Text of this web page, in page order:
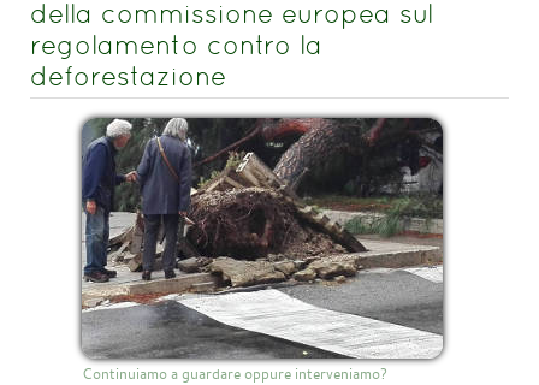
della commissione europea sul
regolamento contro la
deforestazione
Continuiamo a guardare oppure interveniamo?